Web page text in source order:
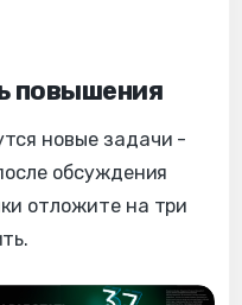
повышения
новые задачи -
обсуждения
отложите на три